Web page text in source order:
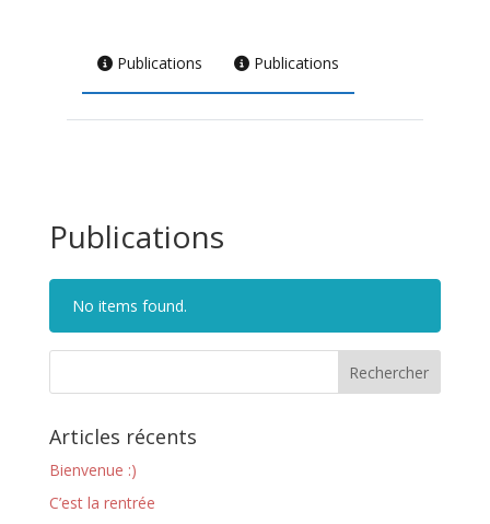
Publications Publications
Publications
No items found.
Articles récents
Bienvenue :)
C’est la rentrée